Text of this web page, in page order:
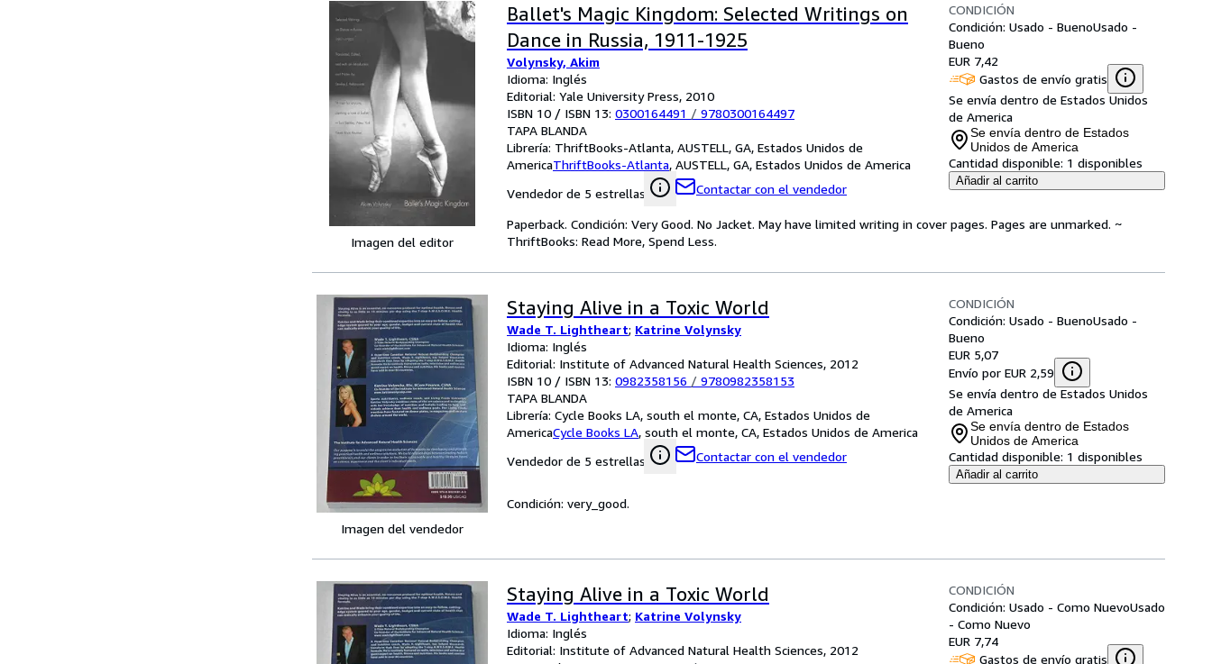
Imagen del editor
Ballet's Magic Kingdom: Selected Writings on
Dance in Russia, 1911-1925
Volynsky, Akim
Idioma: Inglés
Editorial: Yale University Press, 2010
ISBN 10 / ISBN 13: 0300164491 / 9780300164497
TAPA BLANDA
Librería: ThriftBooks-Atlanta, AUSTELL, GA, Estados Unidos de
AmericaThriftBooks-Atlanta, AUSTELL, GA, Estados Unidos de America
Vendedor de 5 estrellas
Contactar con el vendedor
CONDICIÓN
Condición: Usado - BuenoUsado -
Bueno
EUR 7,42
Gastos de envío gratis
Se envía dentro de Estados Unidos
de America
Se envía dentro de Estados
Unidos de America
Cantidad disponible: 1 disponibles
Añadir al carrito
Paperback. Condición: Very Good. No Jacket. May have limited writing in cover pages. Pages are unmarked. ~
ThriftBooks: Read More, Spend Less.
Imagen del vendedor
Staying Alive in a Toxic World
Wade T. Lightheart; Katrine Volynsky
Idioma: Inglés
Editorial: Institute of Advanced Natural Health Sciences, 2012
ISBN 10 / ISBN 13: 0982358156 / 9780982358153
TAPA BLANDA
Librería: Cycle Books LA, south el monte, CA, Estados Unidos de
AmericaCycle Books LA, south el monte, CA, Estados Unidos de America
Vendedor de 5 estrellas
Contactar con el vendedor
CONDICIÓN
Condición: Usado - BuenoUsado -
Bueno
EUR 5,07
Envío por EUR 2,59
Se envía dentro de Estados Unidos
de America
Se envía dentro de Estados
Unidos de America
Cantidad disponible: 1 disponibles
Añadir al carrito
Condición: very_good.
Staying Alive in a Toxic World
Wade T. Lightheart; Katrine Volynsky
Idioma: Inglés
Editorial: Institute of Advanced Natural Health Sciences, 2012
CONDICIÓN
Condición: Usado - Como NuevoUsado
- Como Nuevo
EUR 7,74
Gastos de envío gratis